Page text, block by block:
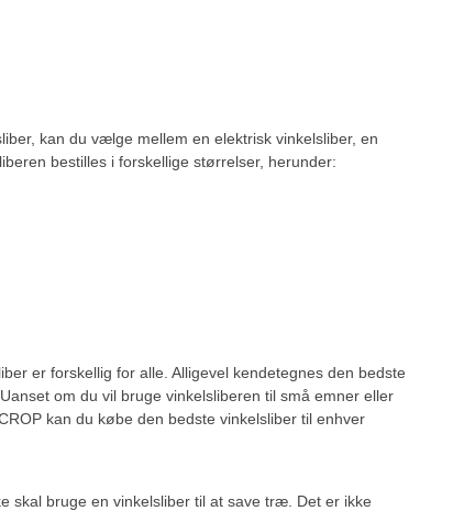
kan du vælge mellem en elektrisk vinkelsliber, en
bestilles i forskellige størrelser, herunder:
er forskellig for alle. Alligevel kendetegnes den bedste
om du vil bruge vinkelsliberen til små emner eller
kan du købe den bedste vinkelsliber til enhver
skal bruge en vinkelsliber til at save træ. Det er ikke